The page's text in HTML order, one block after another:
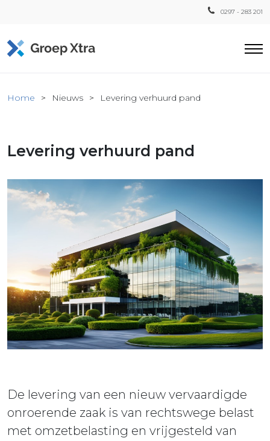
0297 - 283 201
Loon
Home Nieuws Levering verhuurd pand
Levering verhuurd pand
De levering van een nieuw vervaardigde
onroerende zaak is van rechtswege belast
met omzetbelasting en vrijgesteld van